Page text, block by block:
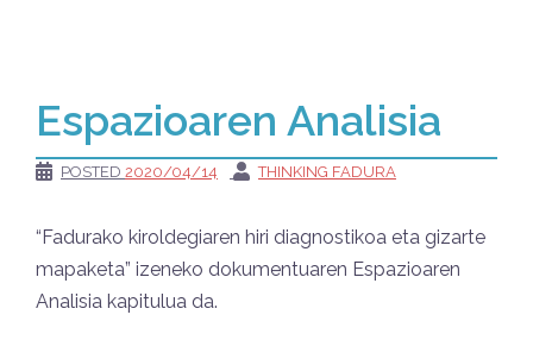
Espazioaren Analisia
POSTED 2020/04/14 THINKING FADURA
“Fadurako kiroldegiaren hiri diagnostikoa eta gizarte
mapaketa” izeneko dokumentuaren Espazioaren
Analisia kapitulua da.